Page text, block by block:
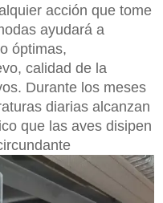
acción que tome
ayudará a
óptimas,
calidad de la
Durante los meses
diarias alcanzan
que las aves disipen